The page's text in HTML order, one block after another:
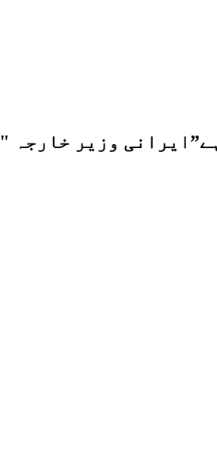
وزیر خارجہ "